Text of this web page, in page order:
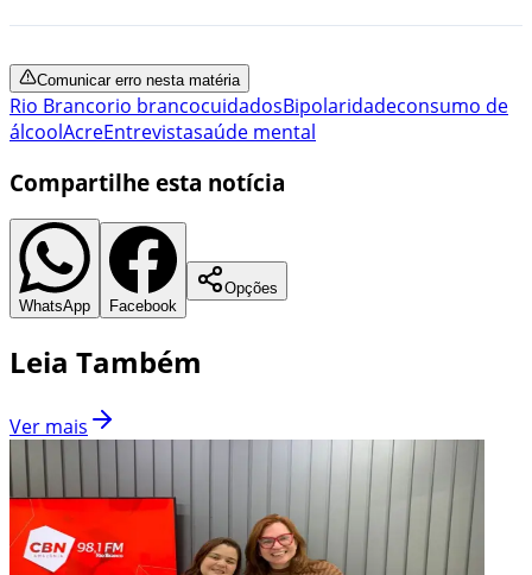
Comunicar erro nesta matéria
Rio Brancorio brancocuidadosBipolaridadeconsumo de
álcoolAcreEntrevistasaúde mental
Compartilhe esta notícia
WhatsApp Facebook
Opções
Leia Também
Ver mais